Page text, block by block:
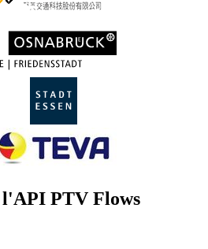
l'API PTV Flows